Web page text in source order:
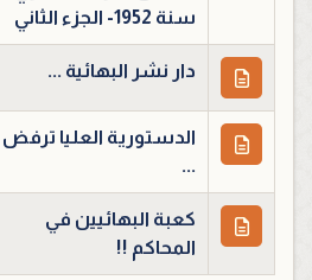
سنة 1952- الجزء الثاني
دار نشر البهائية ...
الدستورية العليا ترفض
...
كعبة البهائيين في
المحاكم !!